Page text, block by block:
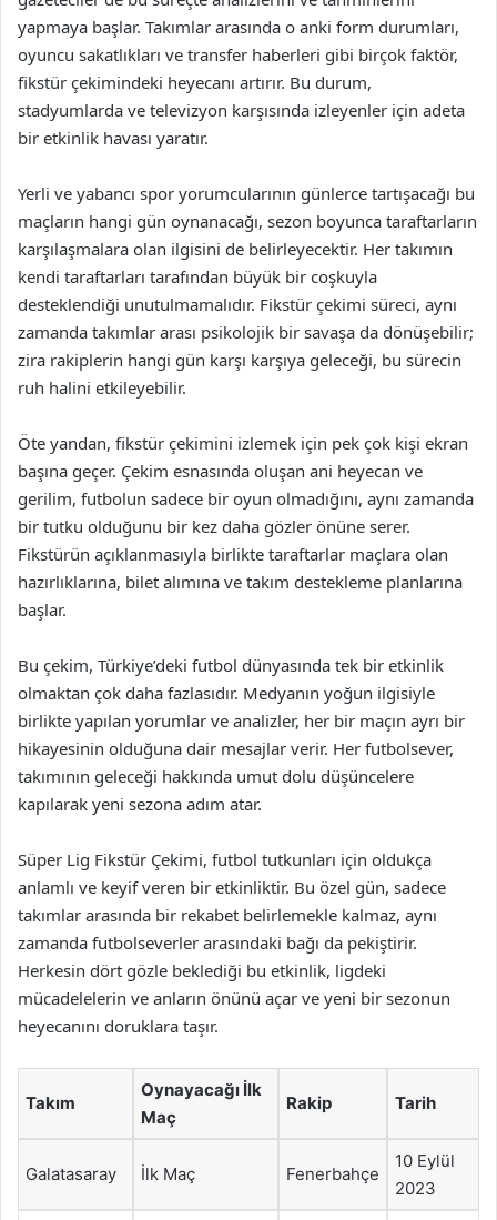
yapmaya başlar. Takımlar arasında o anki form durumları,
oyuncu sakatlıkları ve transfer haberleri gibi birçok faktör,
fikstür çekimindeki heyecanı artırır. Bu durum,
stadyumlarda ve televizyon karşısında izleyenler için adeta
bir etkinlik havası yaratır.
Yerli ve yabancı spor yorumcularının günlerce tartışacağı bu
maçların hangi gün oynanacağı, sezon boyunca taraftarların
karşılaşmalara olan ilgisini de belirleyecektir. Her takımın
kendi taraftarları tarafından büyük bir coşkuyla
desteklendiği unutulmamalıdır. Fikstür çekimi süreci, aynı
zamanda takımlar arası psikolojik bir savaşa da dönüşebilir;
zira rakiplerin hangi gün karşı karşıya geleceği, bu sürecin
ruh halini etkileyebilir.
Öte yandan, fikstür çekimini izlemek için pek çok kişi ekran
başına geçer. Çekim esnasında oluşan ani heyecan ve
gerilim, futbolun sadece bir oyun olmadığını, aynı zamanda
bir tutku olduğunu bir kez daha gözler önüne serer.
Fikstürün açıklanmasıyla birlikte taraftarlar maçlara olan
hazırlıklarına, bilet alımına ve takım destekleme planlarına
başlar.
Bu çekim, Türkiye’deki futbol dünyasında tek bir etkinlik
olmaktan çok daha fazlasıdır. Medyanın yoğun ilgisiyle
birlikte yapılan yorumlar ve analizler, her bir maçın ayrı bir
hikayesinin olduğuna dair mesajlar verir. Her futbolsever,
takımının geleceği hakkında umut dolu düşüncelere
kapılarak yeni sezona adım atar.
Süper Lig Fikstür Çekimi, futbol tutkunları için oldukça
anlamlı ve keyif veren bir etkinliktir. Bu özel gün, sadece
takımlar arasında bir rekabet belirlemekle kalmaz, aynı
zamanda futbolseverler arasındaki bağı da pekiştirir.
Herkesin dört gözle beklediği bu etkinlik, ligdeki
mücadelelerin ve anların önünü açar ve yeni bir sezonun
heyecanını doruklara taşır.
Takım
Oynayacağı İlk
Maç
Rakip Tarih
Galatasaray İlk Maç Fenerbahçe
10 Eylül
2023